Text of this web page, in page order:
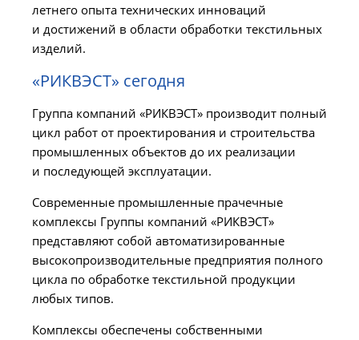
летнего опыта технических инноваций
и достижений в области обработки текстильных
изделий.
«РИКВЭСТ» сегодня
Группа компаний «РИКВЭСТ» производит полный
цикл работ от проектирования и строительства
промышленных объектов до их реализации
и последующей эксплуатации.
Современные промышленные прачечные
комплексы Группы компаний «РИКВЭСТ»
представляют собой автоматизированные
высокопроизводительные предприятия полного
цикла по обработке текстильной продукции
любых типов.
Комплексы обеспечены собственными